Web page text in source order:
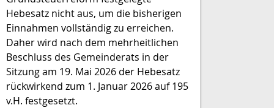
Hebesatz nicht aus, um die bisherigen
Einnahmen vollständig zu erreichen.
Daher wird nach dem mehrheitlichen
Beschluss des Gemeinderats in der
Sitzung am 19. Mai 2026 der Hebesatz
rückwirkend zum 1. Januar 2026 auf 195
v.H. festgesetzt.